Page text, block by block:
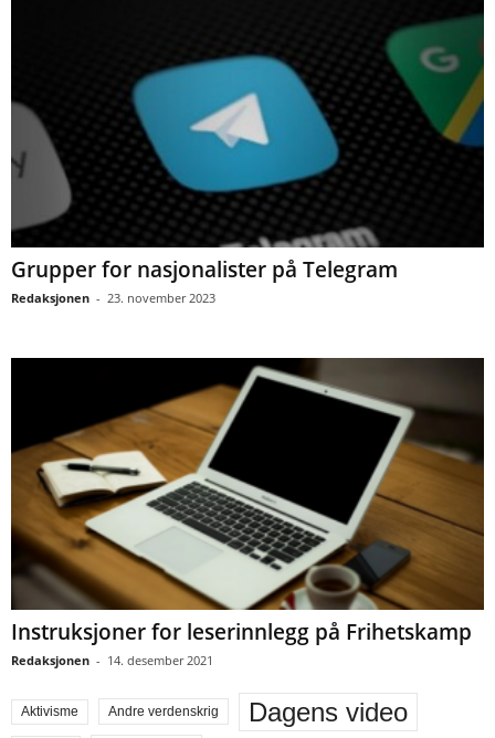
Grupper for nasjonalister på Telegram
Redaksjonen - 23. november 2023
Instruksjoner for leserinnlegg på Frihetskamp
Redaksjonen - 14. desember 2021
Aktivisme Andre verdenskrig Dagens video